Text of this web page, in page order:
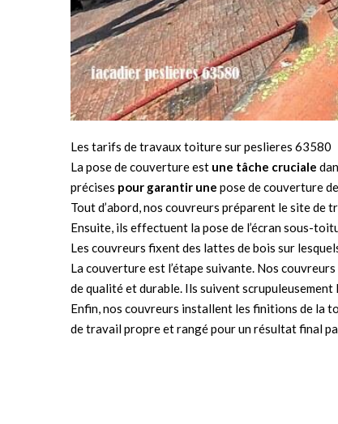
Les tarifs de travaux toiture sur peslieres 63580
La pose de couverture est une tâche cruciale
précises pour garantir une pose de couverture
Tout d’abord, nos couvreurs préparent le site
Ensuite, ils effectuent la pose de l’écran sous-
Les couvreurs fixent des lattes de bois sur
La couverture est l’étape suivante. Nos
de qualité et durable. Ils suivent
Enfin, nos couvreurs installent les finitions de la
de travail propre et rangé pour un résultat final